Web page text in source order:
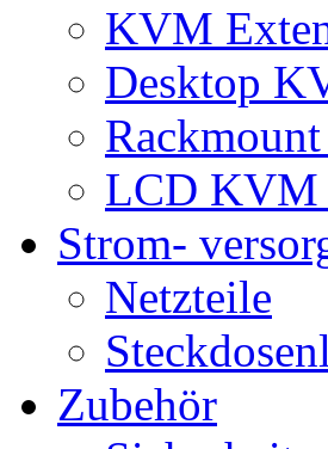
KVM
Desktop
LCD KVM
Strom-
Netzteile
Zubehör